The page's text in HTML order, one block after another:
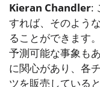
Kieran Chandler:
すれば、そのよう
ることができます
予測可能な事象も
に関心があり、各
ツを販売している